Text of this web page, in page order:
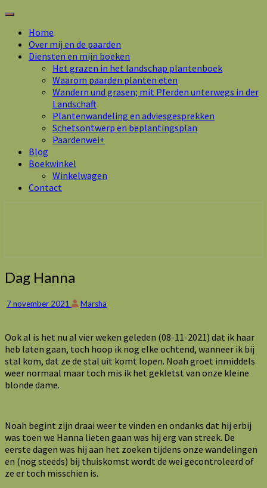
Toggle
navigation
Home
Over mij en de paarden
Diensten en mijn boeken
Het grazen in het landschap plantenboek
Waarom paarden planten eten
Wandern und grasen; mit Pferden unterwegs in der
Landschaft
Plantenwandeling en adviesgesprekken
Schetsontwerp en beplantingsplan
Paardenwei+
Blog
Boekwinkel
Winkelwagen
Contact
Dag
Hanna
Dag Hanna
7 november 2021 Marsha
Ook al is het nu al vier weken geleden (08-11-2021) dat ik haar
heb laten gaan, toch hoop ik nog elke ochtend, wanneer ik bij
stal kom, dat ze de stal uit komt lopen. Noah groet inmiddels
weer normaal maar toch mis ik het gekletst van onze kleine
blonde dame.
Noah begint zijn draai weer te vinden en ondanks dat hij erbij
was toen we Hanna lieten gaan was hij erg van streek. De
eerste dagen was hij aan het zoeken tijdens onze wandelingen
en (nog steeds) bij thuiskomst wordt de wei gecontroleerd of
ze er toch misschien is.